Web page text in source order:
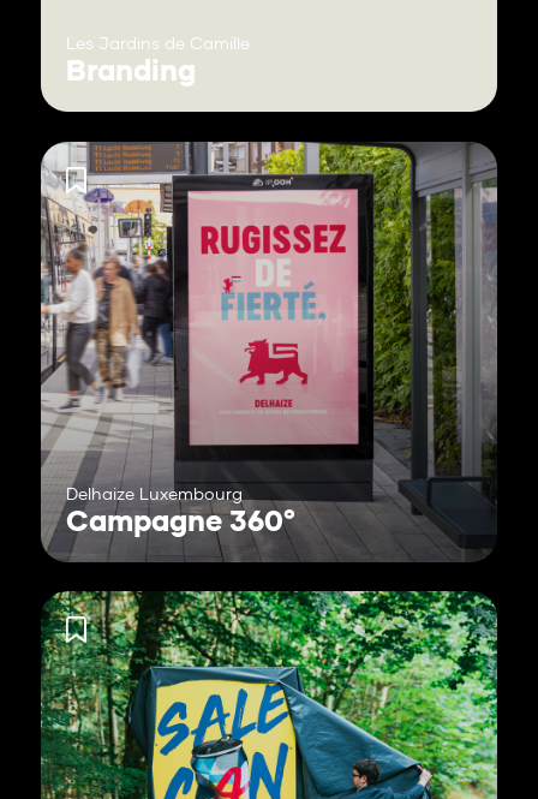
Les Jardins de Camille
Branding
Delhaize Luxembourg
Campagne 360°